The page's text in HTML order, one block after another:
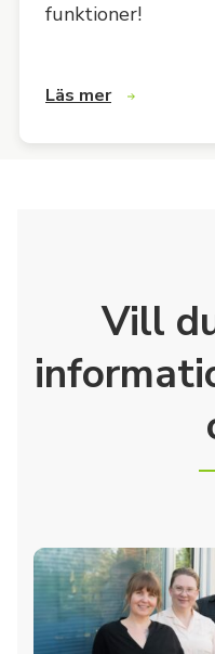
funktioner!
Läs mer
Vill